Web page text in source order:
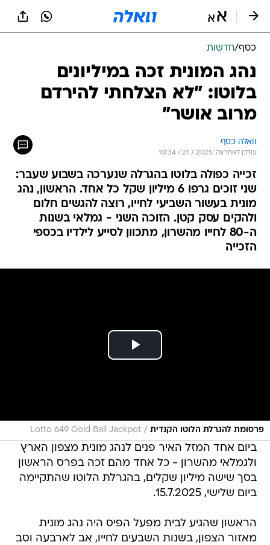
כסף/חדשות
נהג המונית זכה במיליונים
בלוטו: "לא הצלחתי להירדם
מרוב אושר"
וואלה כסף
עודכן לאחרונה: 21.7.2025 / 10:34
זכייה כפולה בלוטו בהגרלה שנערכה בשבוע שעבר:
שני זוכים גרפו 6 מיליון שקל כל אחד. הראשון, נהג
מונית בעשור השביעי לחייו, רוצה להגשים חלום
ולהקים עסק קטן. הזוכה השני - גמלאי בשנות
ה-80 לחייו מהשרון, מתכוון לסייע לילדיו בכספי
הזכייה
פרסומת להגרלת הלוטו הקנדית /
Lotto 649 Gold Ball Jackpot
ביום אחד המזל האיר פנים לנהג מונית מצפון הארץ
ולגמלאי מהשרון - כל אחד מהם זכה בפרס הראשון
בסך שישה מיליון שקלים, בהגרלת הלוטו שהתקיימה
ביום שלישי, 15.7.2025.
הראשון שהגיע לבית מפעל הפיס היה נהג מונית
מאזור הצפון, בשנות השבעים לחייו, אב לארבעה וסב